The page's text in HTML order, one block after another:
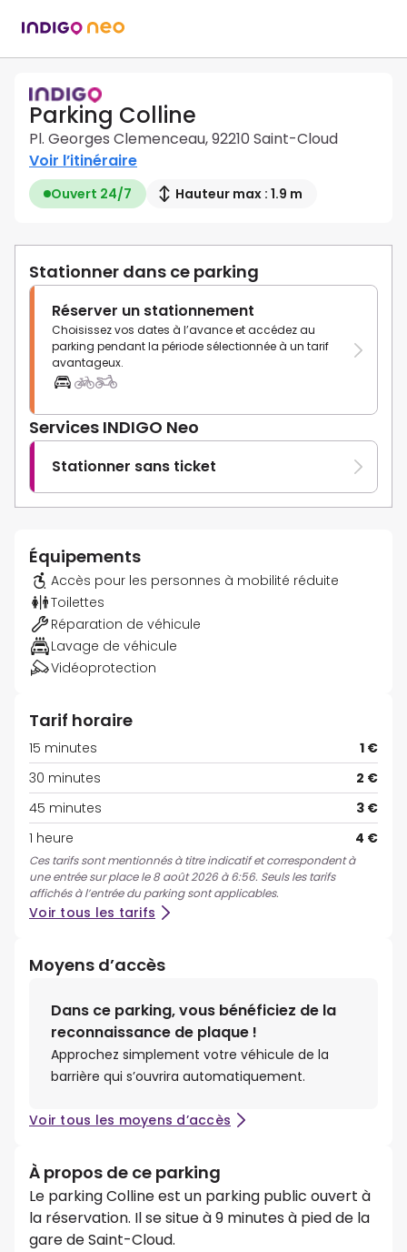
Parking Colline
Pl. Georges Clemenceau, 92210 Saint-Cloud
Voir l’itinéraire
Ouvert 24/7 Hauteur max : 1.9 m
Stationner dans ce parking
Réserver un stationnement
Choisissez vos dates à l’avance et accédez au
parking pendant la période sélectionnée à un tarif
avantageux.
Services INDIGO Neo
Stationner sans ticket
Équipements
Accès pour les personnes à mobilité réduite
Toilettes
Réparation de véhicule
Lavage de véhicule
Vidéoprotection
Tarif horaire
15 minutes
1 €
30 minutes
2 €
45 minutes
3 €
1 heure
4 €
Ces tarifs sont mentionnés à titre indicatif et correspondent à
une entrée sur place le 8 août 2026 à 6:56. Seuls les tarifs
affichés à l’entrée du parking sont applicables.
Voir tous les tarifs
Moyens d’accès
Dans ce parking, vous bénéficiez de la
reconnaissance de plaque !
Approchez simplement votre véhicule de la
barrière qui s’ouvrira automatiquement.
Voir tous les moyens d’accès
À propos de ce parking
Le parking Colline est un parking public ouvert à
la réservation. Il se situe à 9 minutes à pied de la
gare de Saint-Cloud.